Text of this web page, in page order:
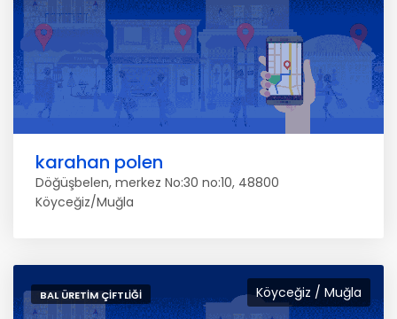
karahan polen
Döğüşbelen, merkez No:30 no:10, 48800
Köyceğiz/Muğla
Köyceğiz / Muğla
BAL ÜRETIM ÇIFTLIĞI